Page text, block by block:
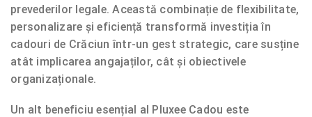
prevederilor legale. Această combinație de flexibilitate,
personalizare și eficiență transformă investiția în
cadouri de Crăciun într-un gest strategic, care susține
atât implicarea angajaților, cât și obiectivele
organizaționale.
Un alt beneficiu esențial al Pluxee Cadou este